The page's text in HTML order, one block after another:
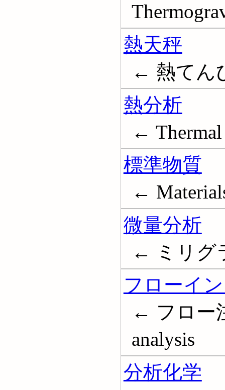
熱天秤
← 熱てん
熱分析
← Thermal
標準物質
←
微量分析
← ミリグ
フローイ
← フロー
analysis
分析化学